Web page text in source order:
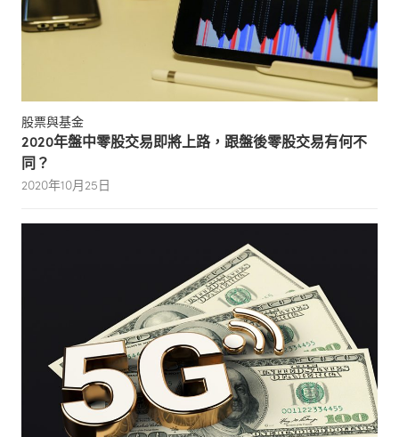
股票與基金
2020年盤中零股交易即將上路，跟盤後零股交易有何不
同？
2020年10月25日